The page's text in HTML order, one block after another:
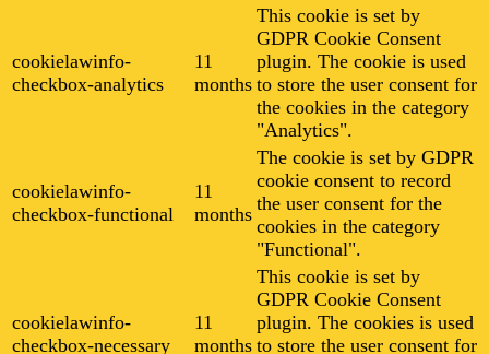
cookielawinfo-
checkbox-analytics
11
months
This cookie is set by
GDPR Cookie Consent
plugin. The cookie is used
to store the user consent for
the cookies in the category
"Analytics".
cookielawinfo-
checkbox-functional
11
months
The cookie is set by GDPR
cookie consent to record
the user consent for the
cookies in the category
"Functional".
cookielawinfo-
checkbox-necessary
11
months
This cookie is set by
GDPR Cookie Consent
plugin. The cookies is used
to store the user consent for